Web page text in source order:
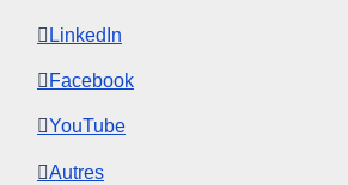
LinkedIn
Facebook
YouTube
Autres